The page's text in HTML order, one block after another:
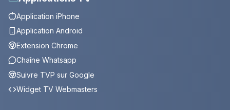
Application iPhone
Application Android
Extension Chrome
Chaîne Whatsapp
Suivre TVP sur Google
Widget TV Webmasters